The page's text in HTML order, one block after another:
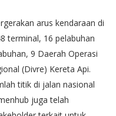
arus kendaraan di
terminal, 16 pelabuhan
9 Daerah Operasi
(Divre) Kereta Api.
titik di jalan nasional
juga telah